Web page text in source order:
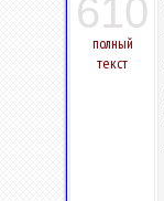
610
полный
текст